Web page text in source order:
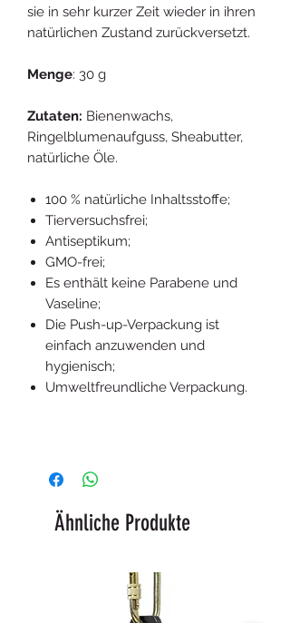
sie in sehr kurzer Zeit wieder in ihren
natürlichen Zustand zurückversetzt.
Menge: 30 g
Zutaten: Bienenwachs,
Ringelblumenaufguss, Sheabutter,
natürliche Öle.
100 % natürliche Inhaltsstoffe;
Tierversuchsfrei;
Antiseptikum;
GMO-frei;
Es enthält keine Parabene und
Vaseline;
Die Push-up-Verpackung ist
einfach anzuwenden und
hygienisch;
Umweltfreundliche Verpackung.
Ähnliche Produkte